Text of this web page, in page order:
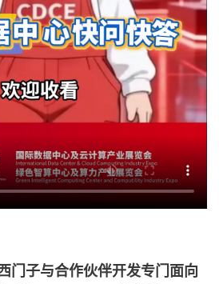
门子与合作伙伴开发专门面向